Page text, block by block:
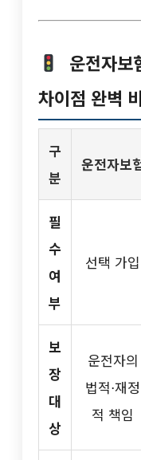
운전자
차이점 완벽
구
분
운전자보
필
수
여
부
선택 가입
보
장
대
상
운전자의
법적⋅재정
적 책임